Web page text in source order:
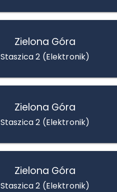
Zielona Góra
Staszica 2 (Elektronik)
Zielona Góra
Staszica 2 (Elektronik)
Zielona Góra
Staszica 2 (Elektronik)